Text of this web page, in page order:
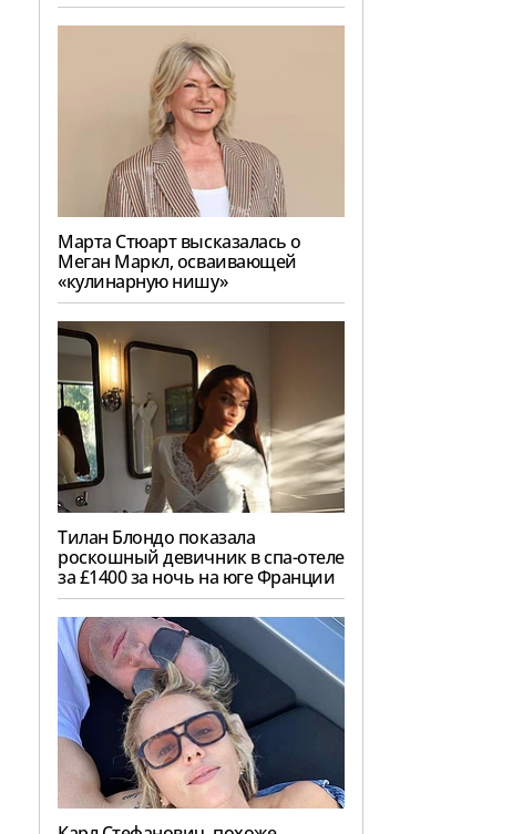
Марта Стюарт высказалась о
Меган Маркл, осваивающей
«кулинарную нишу»
Тилан Блондо показала
роскошный девичник в спа-отеле
за £1400 за ночь на юге Франции